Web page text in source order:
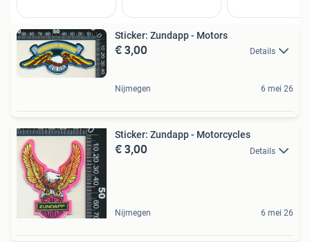
Sticker: Zundapp - Motors
€ 3,00 Details
Nijmegen 6 mei 26
Sticker: Zundapp - Motorcycles
€ 3,00 Details
Nijmegen 6 mei 26